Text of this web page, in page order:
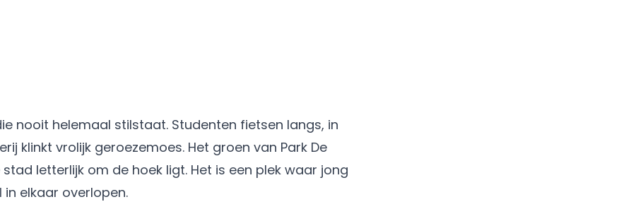
nooit helemaal stilstaat. Studenten fietsen langs, in
klinkt vrolijk geroezemoes. Het groen van Park De
letterlijk om de hoek ligt. Het is een plek waar jong
elkaar overlopen.